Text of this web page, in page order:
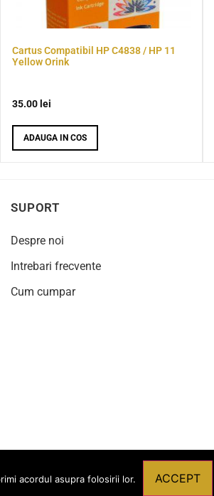
Cartus Compatibil HP C4838 / HP 11
Yellow Orink
35.00 lei
ADAUGA IN COS
SUPORT
Despre noi
Intrebari frecvente
Cum cumpar
acordul asupra folosirii lor. ACCEPT